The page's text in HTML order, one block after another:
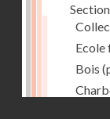
Ecole
Bois